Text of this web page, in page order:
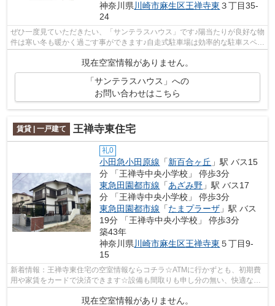
神奈川県川崎市麻生区王禅寺東 ３丁目35-
24
ぜひ一度見ていただきたい、「サンテラスハウス」です♪陽当たりが良好な物
件は寒い冬も暖かく過ごす事ができます♪自走式駐車場は効率的な駐車スペー
現在空室情報がありません。
「サンテラスハウス」への
お問い合わせはこちら
賃貸 | 一戸建て 王禅寺東住宅
礼0
小田急小田原線 「新百合ヶ丘 」駅 バス15
分 「王禅寺中央小学校」 停歩3分
東急田園都市線 「あざみ野 」駅 バス17
分 「王禅寺中央小学校」 停歩3分
東急田園都市線 「たまプラーザ 」駅 バス
19分 「王禅寺中央小学校」 停歩3分
築43年
神奈川県 川崎市麻生区王禅寺東 ５丁目9-
15
新着情報：王禅寺東住宅の空室情報ならコチラ☆ATMに行かずとも、初期費
用や家賃をカードで決済できます☆設備も間取りも申し分の無い、快適な住
環境のある戸建て物件です☆魅力も多い賃...
現在空室情報がありません。